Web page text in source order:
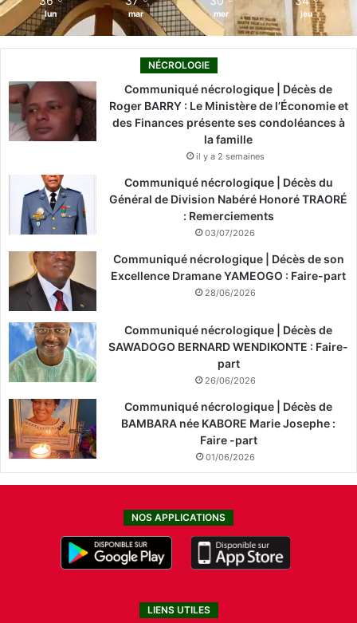
lun mar mer jeu
NÉCROLOGIE
Communiqué nécrologique | Décès de
Roger BARRY : Le Ministère de l’Économie et
des Finances présente ses condoléances à
la famille
il y a 2 semaines
Communiqué nécrologique | Décès du
Général de Division Nabéré Honoré TRAORÉ
: Remerciements
03/07/2026
Communiqué nécrologique | Décès de son
Excellence Dramane YAMEOGO : Faire-part
28/06/2026
Communiqué nécrologique | Décès de
SAWADOGO BERNARD WENDIKONTE : Faire-
part
26/06/2026
Communiqué nécrologique | Décès de
BAMBARA née KABORE Marie Josephe :
Faire -part
01/06/2026
NOS APPLICATIONS
LIENS UTILES